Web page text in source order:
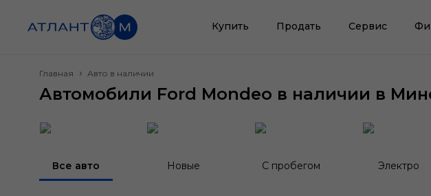
Купить Продать Сервис
Главная Авто в наличии
Автомобили Ford Mondeo в наличии в
Все авто Новые С пробегом Электро